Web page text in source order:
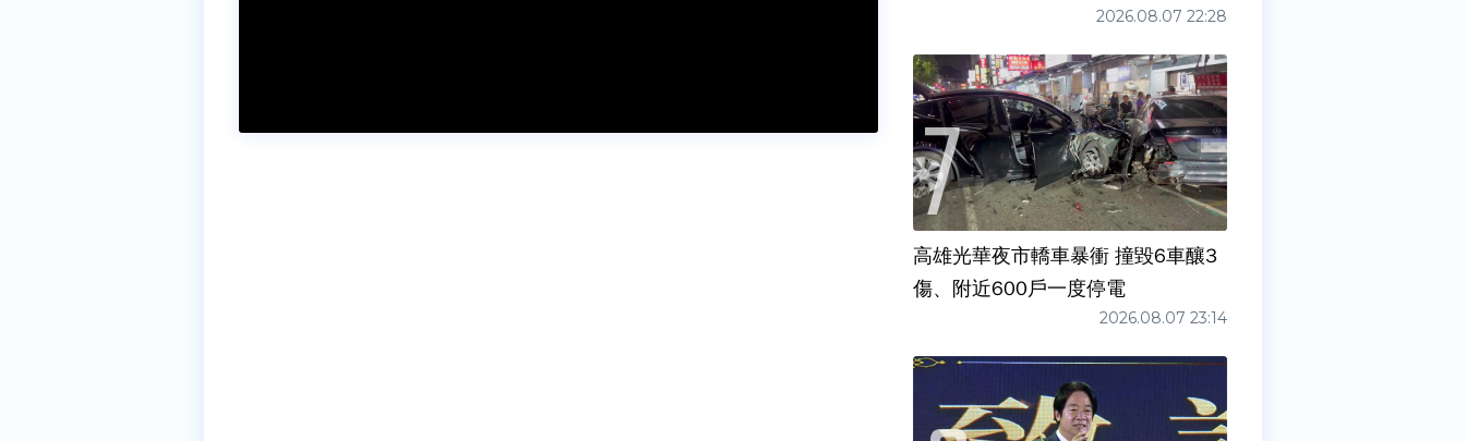
2026.08.07 22:28
高雄光華夜市轎車暴衝 撞毀6車釀3
傷、附近600戶一度停電
2026.08.07 23:14